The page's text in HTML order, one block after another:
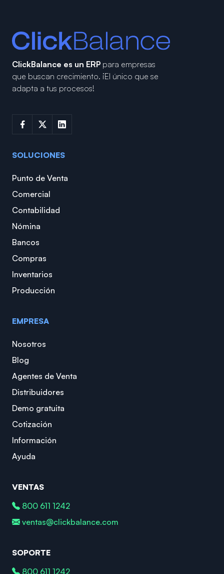
ClickBalance es un ERP para empresas
que buscan crecimiento. ¡El único que se
adapta a tus procesos!
SOLUCIONES
Punto de Venta
Comercial
Contabilidad
Nómina
Bancos
Compras
Inventarios
Producción
EMPRESA
Nosotros
Blog
Agentes de Venta
Distribuidores
Demo gratuita
Cotización
Información
Ayuda
VENTAS
800 611 1242
ventas@clickbalance.com
SOPORTE
800 611 1242